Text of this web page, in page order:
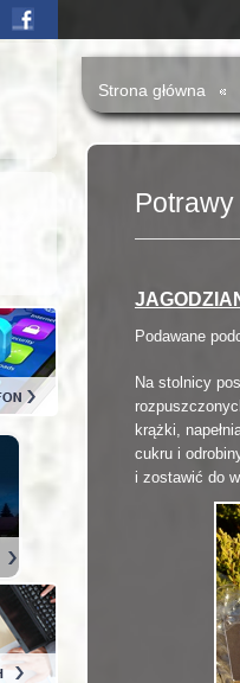
Strona główna
Podawane
Na stolnicy
krążki,
cukru i
i zostawić do